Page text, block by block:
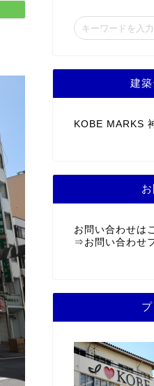
建
KOBE MARKS
お問い合わせは
⇒ お問い合わせ